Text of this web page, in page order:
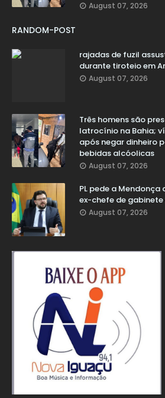
August 07, 2026
RANDOM-POST
rajadas de fuzil
durante tiroteio em
August 07, 2026
Três homens são
latrocínio na Bahia;
após negar dinheiro
bebidas alcóolicas
August 07, 2026
PL pede a
ex-chefe de gabinete
August 07, 2026